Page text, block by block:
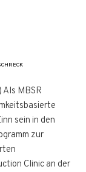
MBSR
sein in den
zur
Clinic an der